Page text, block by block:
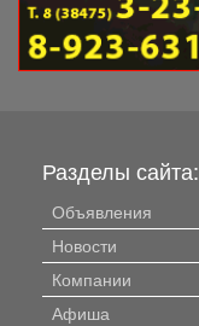
Разделы сайта:
Объявления
Новости
Компании
Афиша